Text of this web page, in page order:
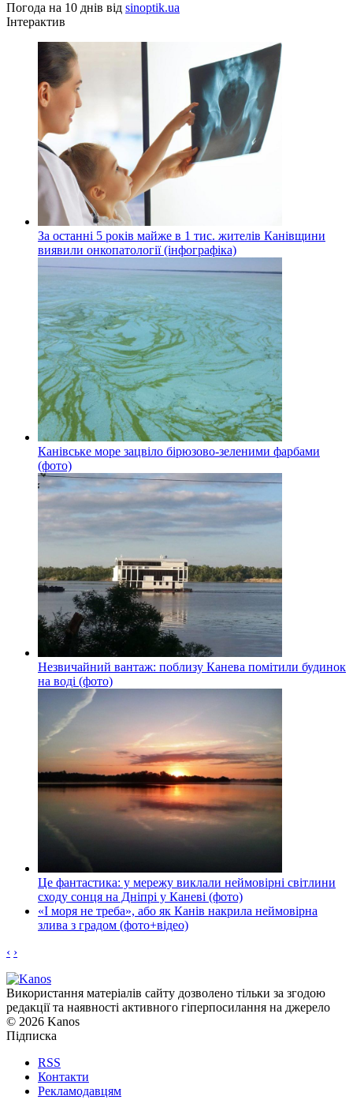
Погода на 10 днів від sinoptik.ua
Інтерактив
За останні 5 років майже в 1 тис. жителів Канівщини
виявили онкопатології (інфографіка)
Канівське море зацвіло бірюзово-зеленими фарбами
(фото)
Незвичайний вантаж: поблизу Канева помітили будинок
на воді (фото)
Це фантастика: у мережу виклали неймовірні світлини
сходу сонця на Дніпрі у Каневі (фото)
«І моря не треба», або як Канів накрила неймовірна
злива з градом (фото+відео)
‹ ›
Використання матеріалів сайту дозволено тільки за згодою
редакції та наявності активного гіперпосилання на джерело
© 2026 Kanos
Підписка
RSS
Контакти
Рекламодавцям